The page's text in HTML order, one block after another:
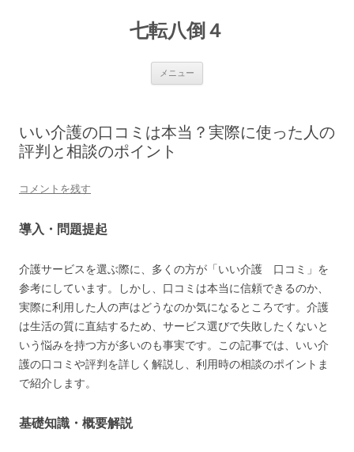
七転八倒４
メニュー
ス
いい介護の口コミは本当？実際に使った人の
評判と相談のポイント
コメントを残す
導入・問題提起
介護サービスを選ぶ際に、多くの方が「いい介護 口コミ」を
参考にしています。しかし、口コミは本当に信頼できるのか、
実際に利用した人の声はどうなのか気になるところです。介護
は生活の質に直結するため、サービス選びで失敗したくないと
いう悩みを持つ方が多いのも事実です。この記事では、いい介
護の口コミや評判を詳しく解説し、利用時の相談のポイントま
で紹介します。
基礎知識・概要解説